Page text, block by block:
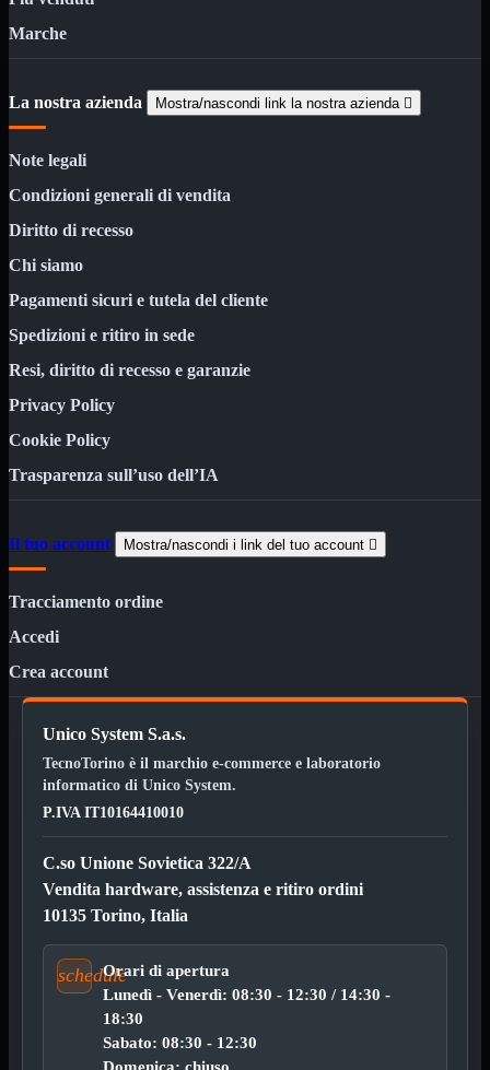
3.0
Type C
Inkjet
BN
CabinetMostra tutti i prodotti
Alimentazione USB
Microfono
Portatili Bluetooth
DissipatoriMostra tutti i prodotti
40x40
70x70
80x80
140x140
Cavi
PCI
DVD-R
DVD+R
Contenitori
Marche
La nostra azienda Mostra/nascondi link la nostra azienda 
Note legali
Condizioni generali di vendita
Diritto di recesso
Chi siamo
Pagamenti sicuri e tutela del cliente
Spedizioni e ritiro in sede
Resi, diritto di recesso e garanzie
Privacy Policy
Cookie Policy
Trasparenza sull’uso dell’IA
Il tuo account Mostra/nascondi i link del tuo account 
Tracciamento ordine
Accedi
Crea account
Unico System S.a.s.
TecnoTorino è il marchio e-commerce e laboratorio
informatico di Unico System.
P.IVA IT10164410010
C.so Unione Sovietica 322/A
Vendita hardware, assistenza e ritiro ordini
10135 Torino, Italia
scheduleOrari di apertura
Lunedì - Venerdì: 08:30 - 12:30 / 14:30 -
18:30
Sabato: 08:30 - 12:30